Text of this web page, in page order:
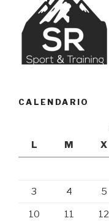
CALENDARIO
L
M X
3 4 5
10 11 12